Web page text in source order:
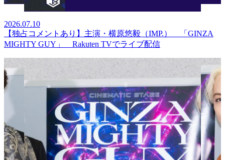
2026.07.10
【独占コメントあり】主演・横原悠毅（IMP.） 「GINZA
MIGHTY GUY」 Rakuten TVでライブ配信